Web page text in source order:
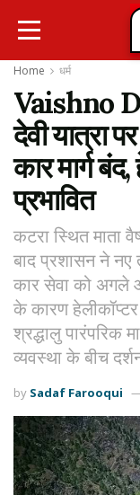
Home धर्म
Vaishno
देवी यात्रा
कार मार्ग
प्रभावित
कटरा स्थित माता
बाद प्रशासन ने नए
कार सेवा को अगले
के कारण हेलीकॉप्टर
श्रद्धालु पारंपरिक
व्यवस्था के बीच
by Sadaf Farooqui